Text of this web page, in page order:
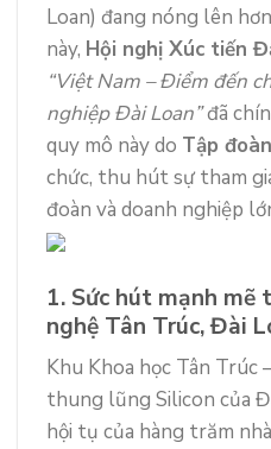
Loan) đang nóng lên
này, Hội nghị Xúc tiến
“Việt Nam – Điểm đến
nghiệp Đài Loan”đã
quy mô này do Tập
chức, thu hút sự tham
đoàn và doanh nghiệp
1. Sức hút mạnh mẽ
nghệ Tân Trúc, Đài
Khu Khoa học Tân Trúc
thung lũng Silicon của
hội tụ của hàng trăm